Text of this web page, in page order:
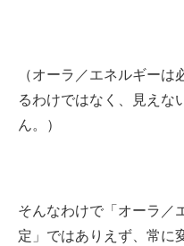
（オーラ／エネルギーは
るわけではなく、見えな
ん。）
そんなわけで「オーラ／
定」ではありえず、常に